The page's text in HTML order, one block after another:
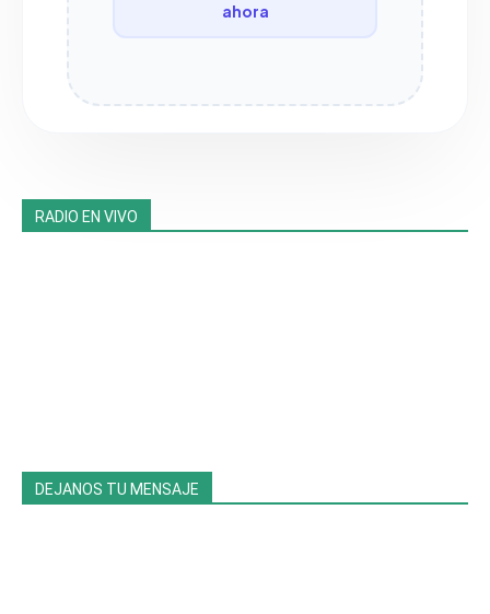
ahora
RADIO EN VIVO
DEJANOS TU MENSAJE